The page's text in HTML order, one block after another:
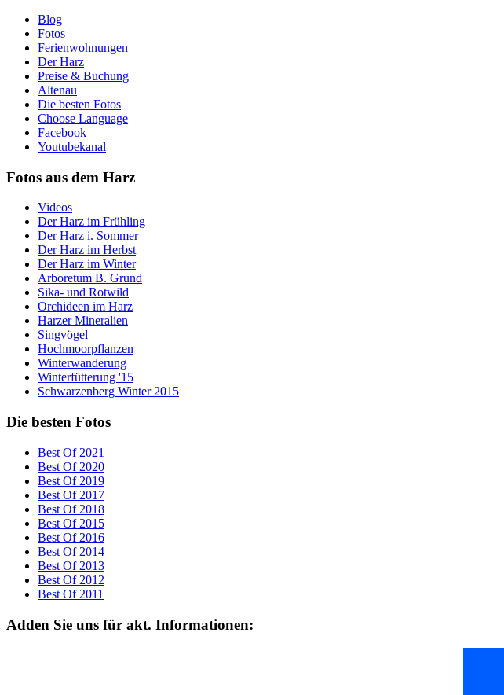
Blog
Fotos
Ferienwohnungen
Der Harz
Preise & Buchung
Altenau
Die besten Fotos
Choose Language
Facebook
Youtubekanal
Fotos aus dem Harz
Videos
Der Harz im Frühling
Der Harz i. Sommer
Der Harz im Herbst
Der Harz im Winter
Arboretum B. Grund
Sika- und Rotwild
Orchideen im Harz
Harzer Mineralien
Singvögel
Hochmoorpflanzen
Winterwanderung
Winterfütterung '15
Schwarzenberg Winter 2015
Die besten Fotos
Best Of 2021
Best Of 2020
Best Of 2019
Best Of 2017
Best Of 2018
Best Of 2015
Best Of 2016
Best Of 2014
Best Of 2013
Best Of 2012
Best Of 2011
Adden Sie uns für akt. Informationen: